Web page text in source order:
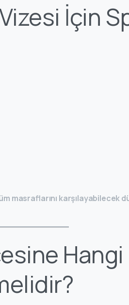
İçin
masraflarını karşılayabilecek
Hangi